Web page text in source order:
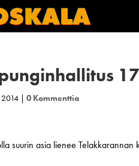
|0 Kommenttia
suurin asia lienee